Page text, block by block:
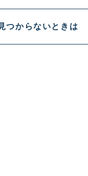
つからないときは